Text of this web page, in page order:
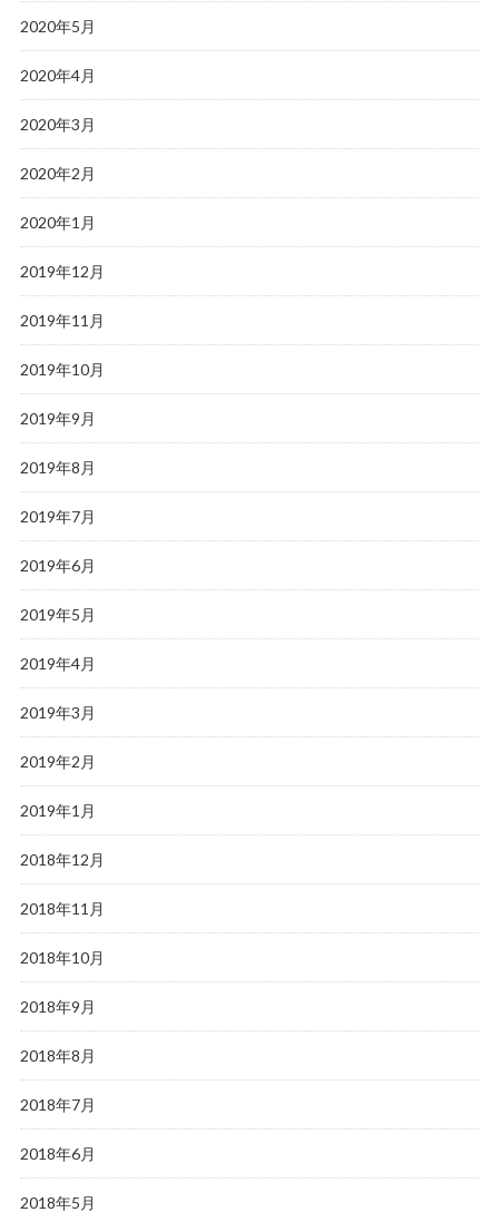
2020年5月
2020年4月
2020年3月
2020年2月
2020年1月
2019年12月
2019年11月
2019年10月
2019年9月
2019年8月
2019年7月
2019年6月
2019年5月
2019年4月
2019年3月
2019年2月
2019年1月
2018年12月
2018年11月
2018年10月
2018年9月
2018年8月
2018年7月
2018年6月
2018年5月